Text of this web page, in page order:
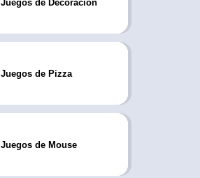
Juegos de Decoración
Juegos de Pizza
Juegos de Mouse